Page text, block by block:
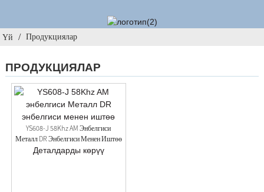
Үй Продукциялар
ПРОДУКЦИЯЛАР
YS608-J 58Khz AM Энбелгиси
Металл DR Энбелгиси Менен Иштөө
Деталдарды көрүү